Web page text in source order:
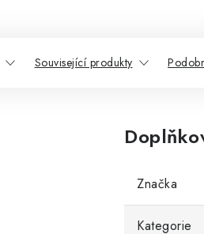
Související produkty
Značka
Kategorie